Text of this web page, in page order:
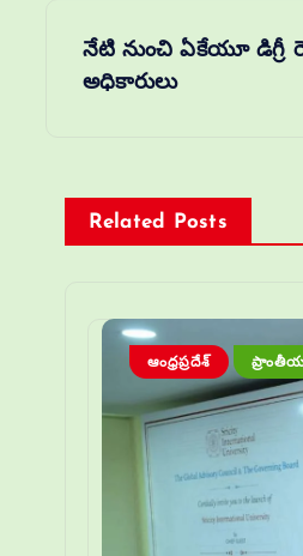
నేటి నుంచి ఏకేయూ డిగ్రీ
అధికారులు
Related Posts
ఆంధ్రప్రదేశ్